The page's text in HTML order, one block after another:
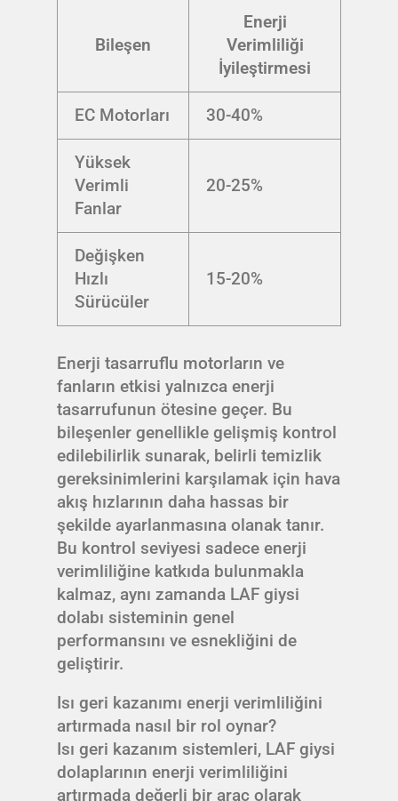
Bileşen
Enerji
Verimliliği
İyileştirmesi
EC Motorları 30-40%
Yüksek
Verimli
Fanlar
20-25%
Değişken
Hızlı
Sürücüler
15-20%
Enerji tasarruflu motorların ve
fanların etkisi yalnızca enerji
tasarrufunun ötesine geçer. Bu
bileşenler genellikle gelişmiş kontrol
edilebilirlik sunarak, belirli temizlik
gereksinimlerini karşılamak için hava
akış hızlarının daha hassas bir
şekilde ayarlanmasına olanak tanır.
Bu kontrol seviyesi sadece enerji
verimliliğine katkıda bulunmakla
kalmaz, aynı zamanda LAF giysi
dolabı sisteminin genel
performansını ve esnekliğini de
geliştirir.
Isı geri kazanımı enerji verimliliğini
artırmada nasıl bir rol oynar?
Isı geri kazanım sistemleri, LAF giysi
dolaplarının enerji verimliliğini
artırmada değerli bir araç olarak